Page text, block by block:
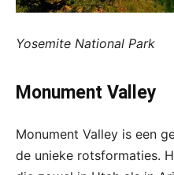
Yosemite National Park
Monument Valley
Monument Valley is een
de unieke rotsformaties.